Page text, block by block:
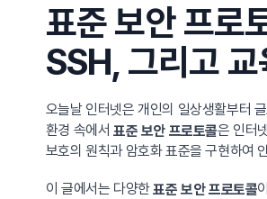
표준 보안 프로
SSH, 그리고
오늘날 인터넷은 개인의 일상생활부터
환경 속에서 표준 보안 프로토콜은 인터
보호의 원칙과 암호화 표준을 구현하여
이 글에서는 다양한표준 보안 프로토콜